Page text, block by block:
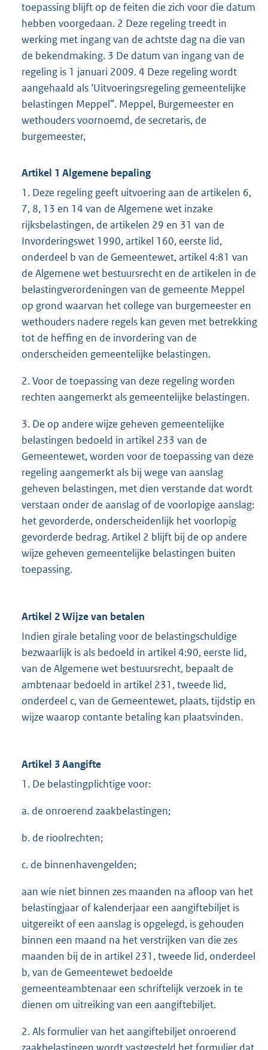
toepassing blijft op de feiten die zich voor die datum
hebben voorgedaan. 2 Deze regeling treedt in
werking met ingang van de achtste dag na die van
de bekendmaking. 3 De datum van ingang van de
regeling is 1 januari 2009. 4 Deze regeling wordt
aangehaald als ‘Uitvoeringsregeling gemeentelijke
belastingen Meppel”. Meppel, Burgemeester en
wethouders voornoemd, de secretaris, de
burgemeester,
Artikel 1 Algemene bepaling
1. Deze regeling geeft uitvoering aan de artikelen 6,
7, 8, 13 en 14 van de Algemene wet inzake
rijksbelastingen, de artikelen 29 en 31 van de
Invorderingswet 1990, artikel 160, eerste lid,
onderdeel b van de Gemeentewet, artikel 4:81 van
de Algemene wet bestuursrecht en de artikelen in de
belastingverordeningen van de gemeente Meppel
op grond waarvan het college van burgemeester en
wethouders nadere regels kan geven met betrekking
tot de heffing en de invordering van de
onderscheiden gemeentelijke belastingen.
2. Voor de toepassing van deze regeling worden
rechten aangemerkt als gemeentelijke belastingen.
3. De op andere wijze geheven gemeentelijke
belastingen bedoeld in artikel 233 van de
Gemeentewet, worden voor de toepassing van deze
regeling aangemerkt als bij wege van aanslag
geheven belastingen, met dien verstande dat wordt
verstaan onder de aanslag of de voorlopige aanslag:
het gevorderde, onderscheidenlijk het voorlopig
gevorderde bedrag. Artikel 2 blijft bij de op andere
wijze geheven gemeentelijke belastingen buiten
toepassing.
Artikel 2 Wijze van betalen
Indien girale betaling voor de belastingschuldige
bezwaarlijk is als bedoeld in artikel 4:90, eerste lid,
van de Algemene wet bestuursrecht, bepaalt de
ambtenaar bedoeld in artikel 231, tweede lid,
onderdeel c, van de Gemeentewet, plaats, tijdstip en
wijze waarop contante betaling kan plaatsvinden.
Artikel 3 Aangifte
1. De belastingplichtige voor:
a. de onroerend zaakbelastingen;
b. de rioolrechten;
c. de binnenhavengelden;
aan wie niet binnen zes maanden na afloop van het
belastingjaar of kalenderjaar een aangiftebiljet is
uitgereikt of een aanslag is opgelegd, is gehouden
binnen een maand na het verstrijken van die zes
maanden bij de in artikel 231, tweede lid, onderdeel
b, van de Gemeentewet bedoelde
gemeenteambtenaar een schriftelijk verzoek in te
dienen om uitreiking van een aangiftebiljet.
2. Als formulier van het aangiftebiljet onroerend